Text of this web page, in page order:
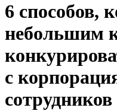
6 способов,
небольшим
с
сотрудников